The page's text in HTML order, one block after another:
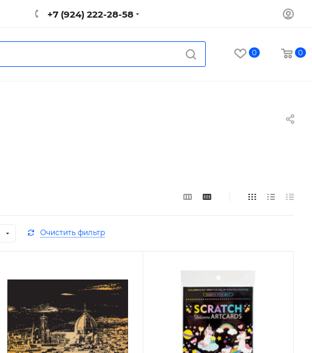
+7 (924) 222-28-58
0 0
Очистить фильтр